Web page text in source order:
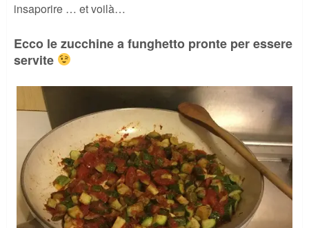
insaporire … et voilà…
Ecco le zucchine a funghetto pronte per essere
servite